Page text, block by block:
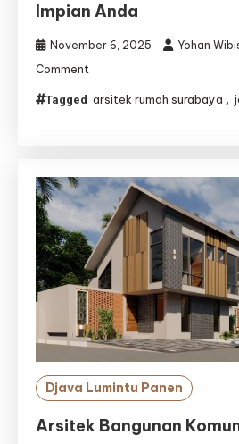
Impian Anda
November 6, 2025 Yohan
Comment
Kolam
–
Djava
Lumintu
Panen,
Solusi
Desain
&
Pembangunan
Kolam
Impian
Anda
Tagged arsitek rumah surabaya ,
Djava Lumintu Panen
Arsitek Bangunan